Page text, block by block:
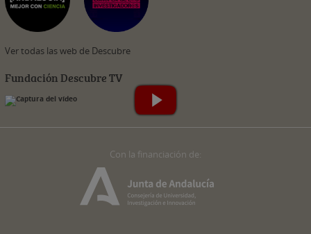
Ver todas las web de Descubre
Fundación Descubre TV
Con la financiación de: